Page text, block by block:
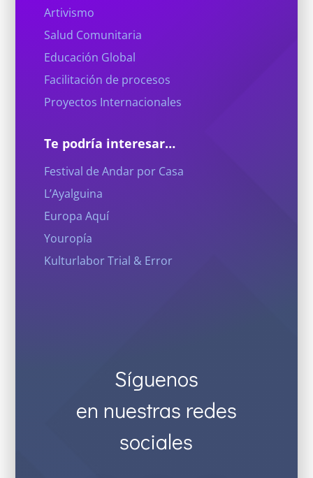
Artivismo
Salud Comunitaria
Educación Global
Facilitación de procesos
Proyectos Internacionales
Te podría interesar…
Festival de Andar por Casa
L’Ayalguina
Europa Aquí
Youropía
Kulturlabor Trial & Error
Síguenos
en nuestras redes
sociales